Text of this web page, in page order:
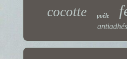
cocotte poêle